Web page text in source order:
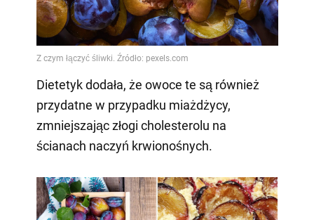
Dietetyk dodała, że owoce te są również
przydatne w przypadku miażdżycy,
zmniejszając złogi cholesterolu na
ścianach naczyń krwionośnych.